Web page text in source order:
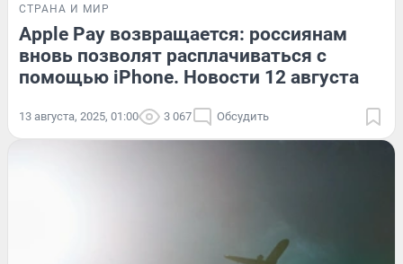
СТРАНА И МИР
Apple Pay возвращается: россиянам
вновь позволят расплачиваться с
помощью iPhone. Новости 12 августа
13 августа, 2025, 01:00 3 067 Обсудить